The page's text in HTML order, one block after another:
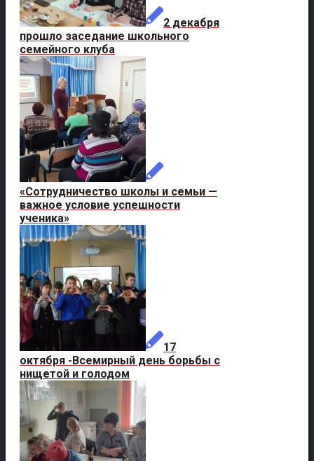
2 декабря
прошло заседание школьного
семейного клуба
«Сотрудничество школы и семьи —
важное условие успешности
ученика»
17
октября -Всемирный день борьбы с
нищетой и голодом